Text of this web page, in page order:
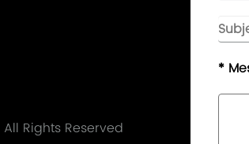
All Rights Reserved
*